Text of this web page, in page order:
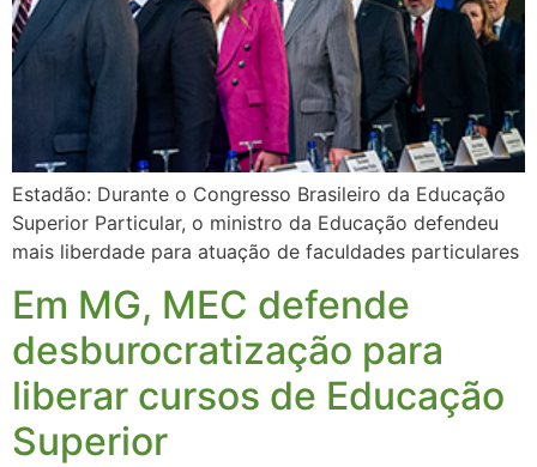
Estadão: Durante o Congresso Brasileiro da Educação
Superior Particular, o ministro da Educação defendeu
mais liberdade para atuação de faculdades particulares
Em MG, MEC defende
desburocratização para
liberar cursos de Educação
Superior